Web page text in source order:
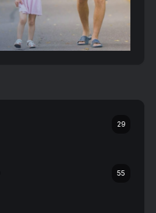
29
55